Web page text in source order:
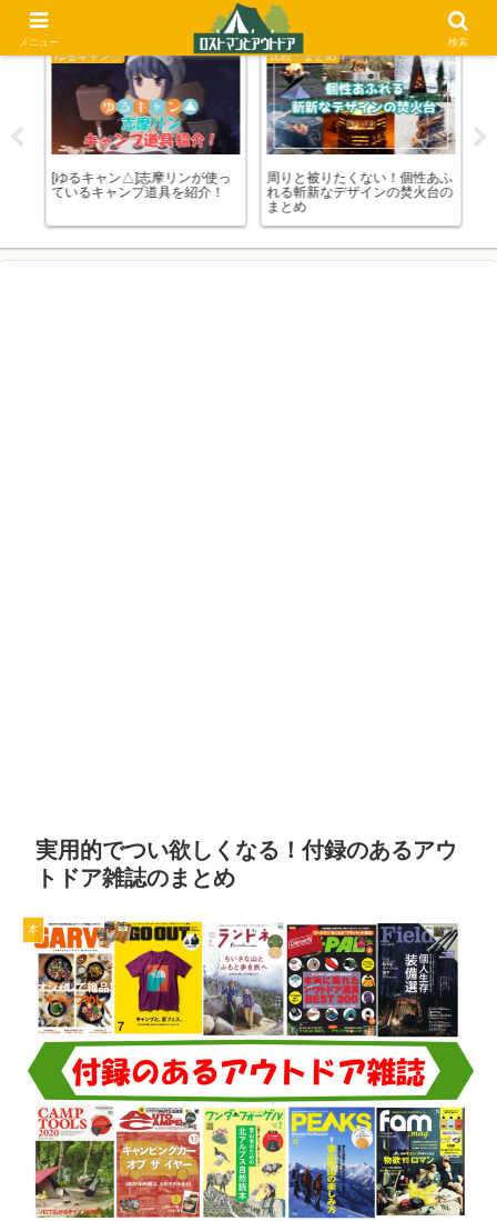
ゆるキャン△
[ゆるキャン△]志摩リンが使っ
ているキャンプ道具を紹介！
比較・まとめ
周りと被りたくない！個性あふ
れる斬新なデザインの焚火台の
まとめ
比
実用的でつい欲しくなる！付録のあるアウ
トドア雑誌のまとめ
本
メニュー 検索